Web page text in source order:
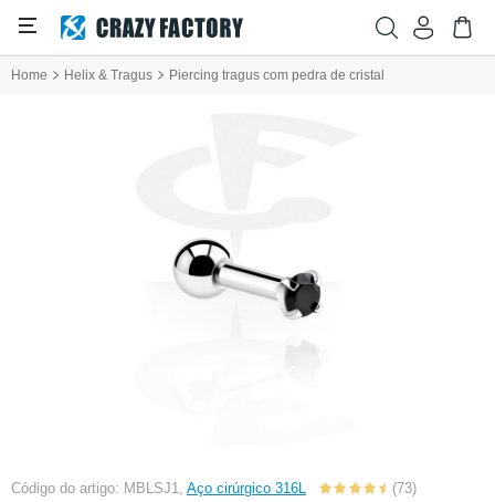
Home Helix & Tragus Piercing tragus com pedra de cristal
Código do artigo: MBLSJ1, Aço cirúrgico 316L (73)